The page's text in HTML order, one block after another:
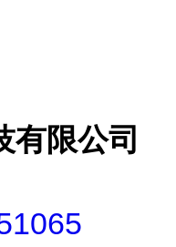
有限公司